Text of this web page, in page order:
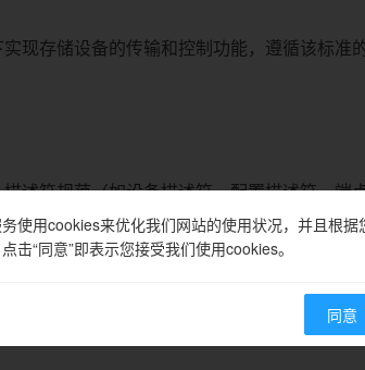
现存储设备的传输和控制功能，遵循该标准
述符规范（如设备描述符、配置描述符、端
如 SCSI），并通过批量端点封装传输指令与
(BOT) 模式并使用 SCSI 命令集的标准
使用cookies来优化我们网站的使用状况，并且根据
击“同意”即表示您接受我们使用cookies。
同意